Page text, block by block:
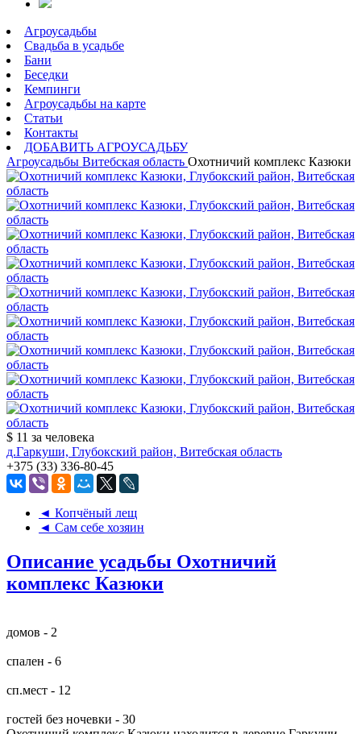
Агроусадьбы
Свадьба в усадьбе
Бани
Беседки
Кемпинги
Агроусадьбы на карте
Статьи
Контакты
ДОБАВИТЬ АГРОУСАДЬБУ
Агроусадьбы Витебская область Охотничий комплекс Казюки
$ 11 за человека
д.Гаркуши, Глубокский район, Витебская область
+375 (33) 336-80-45
◄ Копчёный лещ
◄ Сам себе хозяин
Описание усадьбы Охотничий
комплекс Казюки
домов - 2
спален - 6
сп.мест - 12
гостей без ночевки - 30